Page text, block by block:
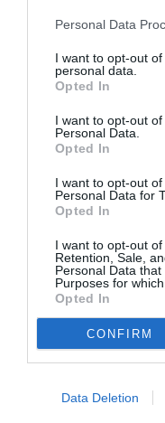
Personal Data
I want to opt-out
personal data.
Opted In
I want to opt-out
Personal Data.
Opted In
I want to opt-out
Personal Data for
Opted In
I want to opt-out of
Retention, Sale,
Personal Data
Purposes for
Opted In
CONFIRM
Data Deletion
19 h 23 sans escale
Airlines relie l’Écosse
Badissi novembri
a
l’horizon 2030
histoire de l'aviation